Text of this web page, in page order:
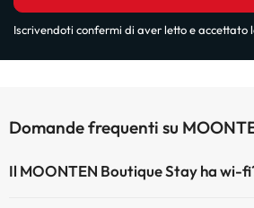
Iscrivendoti confermi di aver letto e accettato
Domande frequenti su
Il MOONTEN Boutique Stay ha wi-